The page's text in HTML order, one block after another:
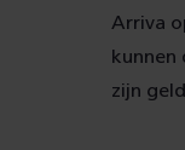
Arriva
kunnen
zijn